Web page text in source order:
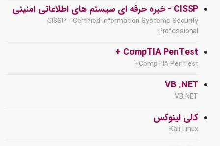
CISSP - خبره حرفه ای سیستم های اطلاعاتی امنیتی
CISSP - Certified Information Systems Security
Professional
CompTIA PenTest +
CompTIA PenTest+
VB .NET
VB.NET
کالی لینوکس
Kali Linux